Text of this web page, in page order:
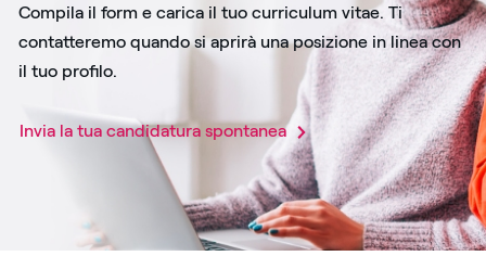
Compila il form e carica il tuo curriculum vitae. Ti
contatteremo quando si aprirà una posizione in linea con
il tuo profilo.
Invia la tua candidatura spontanea​